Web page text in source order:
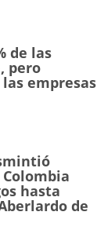
de las
pero
empresas
hasta
de